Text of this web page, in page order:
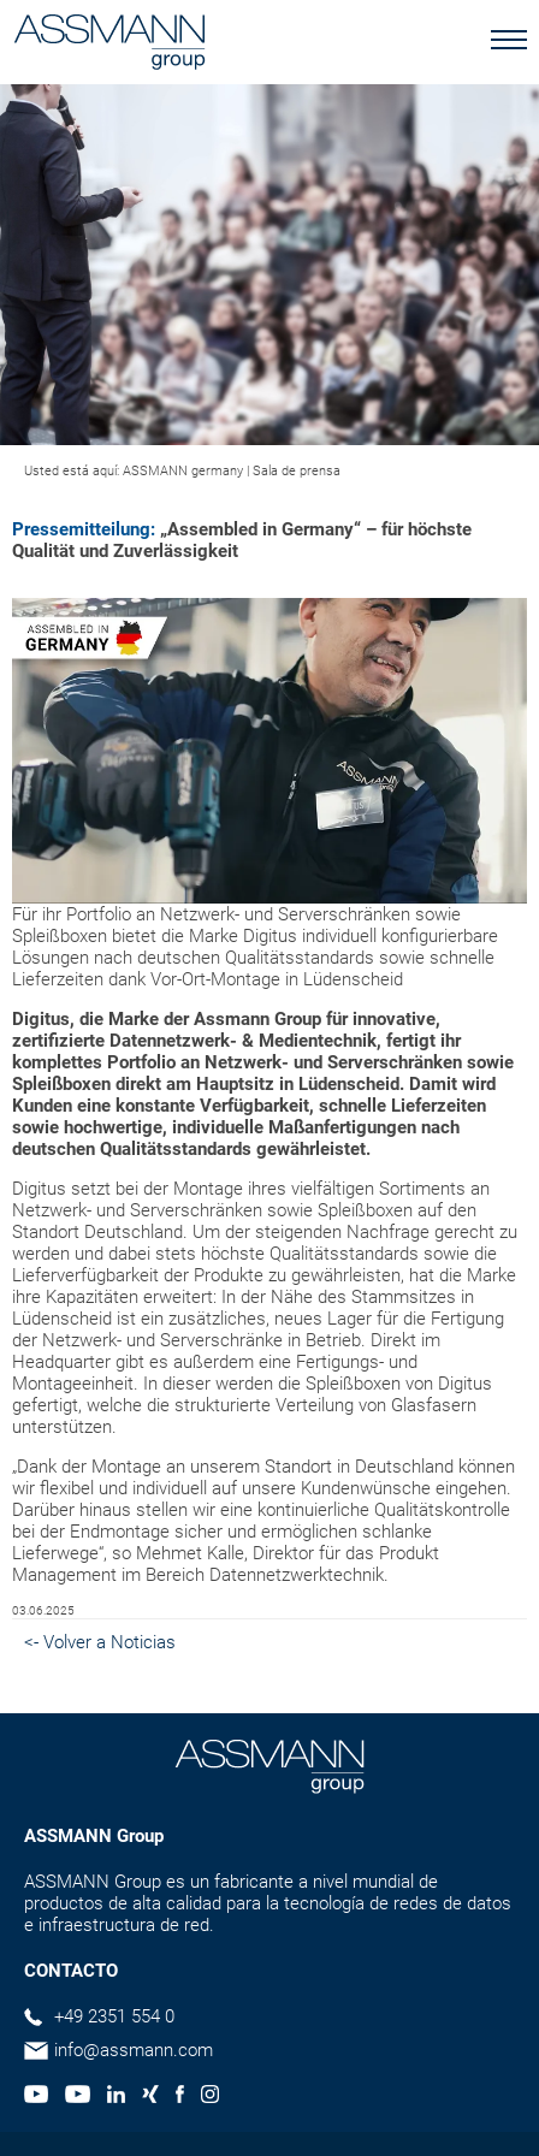
Usted está aquí: ASSMANN germany | Sala de prensa
Pressemitteilung: „Assembled in Germany“ – für höchste
Qualität und Zuverlässigkeit
Für ihr Portfolio an Netzwerk- und Serverschränken sowie
Spleißboxen bietet die Marke Digitus individuell konfigurierbare
Lösungen nach deutschen Qualitätsstandards sowie schnelle
Lieferzeiten dank Vor-Ort-Montage in Lüdenscheid
Digitus, die Marke der Assmann Group für innovative,
zertifizierte Datennetzwerk- & Medientechnik, fertigt ihr
komplettes Portfolio an Netzwerk- und Serverschränken sowie
Spleißboxen direkt am Hauptsitz in Lüdenscheid. Damit wird
Kunden eine konstante Verfügbarkeit, schnelle Lieferzeiten
sowie hochwertige, individuelle Maßanfertigungen nach
deutschen Qualitätsstandards gewährleistet.
Digitus setzt bei der Montage ihres vielfältigen Sortiments an
Netzwerk- und Serverschränken sowie Spleißboxen auf den
Standort Deutschland. Um der steigenden Nachfrage gerecht zu
werden und dabei stets höchste Qualitätsstandards sowie die
Lieferverfügbarkeit der Produkte zu gewährleisten, hat die Marke
ihre Kapazitäten erweitert: In der Nähe des Stammsitzes in
Lüdenscheid ist ein zusätzliches, neues Lager für die Fertigung
der Netzwerk- und Serverschränke in Betrieb. Direkt im
Headquarter gibt es außerdem eine Fertigungs- und
Montageeinheit. In dieser werden die Spleißboxen von Digitus
gefertigt, welche die strukturierte Verteilung von Glasfasern
unterstützen.
„Dank der Montage an unserem Standort in Deutschland können
wir flexibel und individuell auf unsere Kundenwünsche eingehen.
Darüber hinaus stellen wir eine kontinuierliche Qualitätskontrolle
bei der Endmontage sicher und ermöglichen schlanke
Lieferwege“, so Mehmet Kalle, Direktor für das Produkt
Management im Bereich Datennetzwerktechnik.
03.06.2025
<- Volver a Noticias
ASSMANN Group
ASSMANN Group es un fabricante a nivel mundial de
productos de alta calidad para la tecnología de redes de datos
e infraestructura de red.
CONTACTO
+49 2351 554 0
info@assmann.com